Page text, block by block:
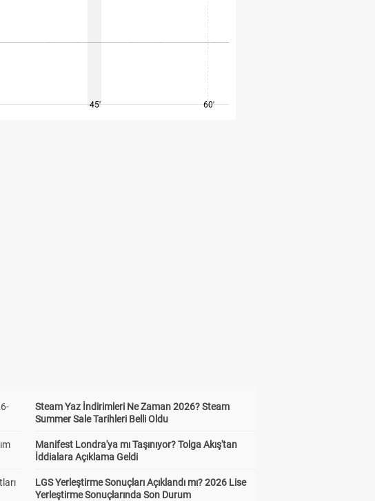
45' 60'
Steam Yaz İndirimleri Ne Zaman 2026? Steam
Summer Sale Tarihleri Belli Oldu
Manifest Londra'ya mı Taşınıyor? Tolga Akış'tan
İddialara Açıklama Geldi
LGS Yerleştirme Sonuçları Açıklandı mı? 2026 Lise
Yerleştirme Sonuçlarında Son Durum